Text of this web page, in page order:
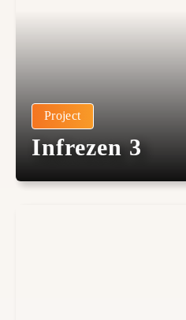
Project
Infrezen 3